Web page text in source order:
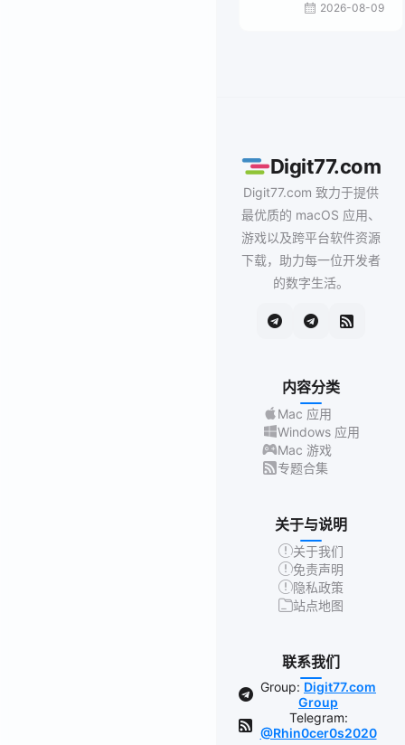
2026-08-09
Digit77.com
Digit77.com 致力于提供
最优质的 macOS 应用、
游戏以及跨平台软件资源
下载，助力每一位开发者
的数字生活。
内容分类
Mac 应用
Windows 应用
Mac 游戏
专题合集
关于与说明
关于我们
免责声明
隐私政策
站点地图
联系我们
Group: Digit77.com
Group
Telegram:
@Rhin0cer0s2020